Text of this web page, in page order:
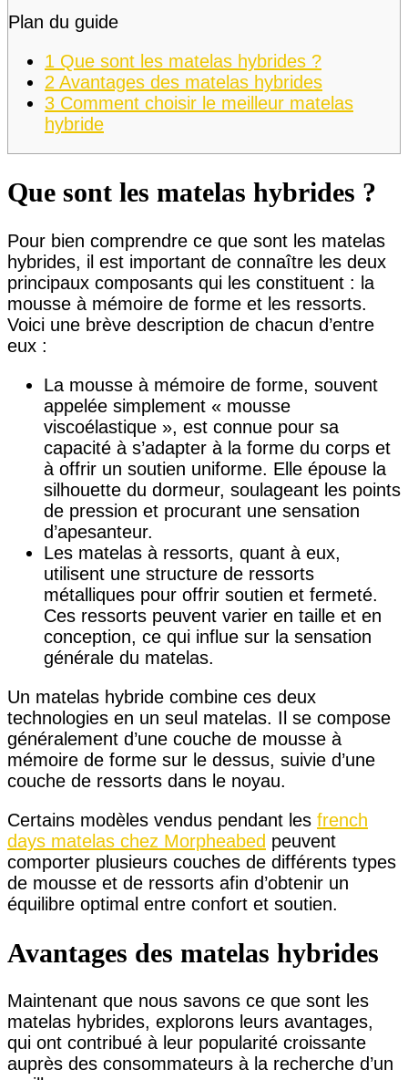
Plan du guide
1 Que sont les matelas hybrides ?
2 Avantages des matelas hybrides
3 Comment choisir le meilleur matelas
hybride
Que sont les matelas hybrides ?
Pour bien comprendre ce que sont les matelas
hybrides, il est important de connaître les deux
principaux composants qui les constituent : la
mousse à mémoire de forme et les ressorts.
Voici une brève description de chacun d’entre
eux :
La mousse à mémoire de forme, souvent
appelée simplement « mousse
viscoélastique », est connue pour sa
capacité à s’adapter à la forme du corps et
à offrir un soutien uniforme. Elle épouse la
silhouette du dormeur, soulageant les points
de pression et procurant une sensation
d’apesanteur.
Les matelas à ressorts, quant à eux,
utilisent une structure de ressorts
métalliques pour offrir soutien et fermeté.
Ces ressorts peuvent varier en taille et en
conception, ce qui influe sur la sensation
générale du matelas.
Un matelas hybride combine ces deux
technologies en un seul matelas. Il se compose
généralement d’une couche de mousse à
mémoire de forme sur le dessus, suivie d’une
couche de ressorts dans le noyau.
Certains modèles vendus pendant les french
days matelas chez Morpheabed peuvent
comporter plusieurs couches de différents types
de mousse et de ressorts afin d’obtenir un
équilibre optimal entre confort et soutien.
Avantages des matelas hybrides
Maintenant que nous savons ce que sont les
matelas hybrides, explorons leurs avantages,
qui ont contribué à leur popularité croissante
auprès des consommateurs à la recherche d’un